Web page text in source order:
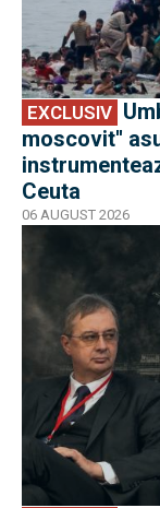
EXCLUSIV
moscovit''
Ceuta
06 AUGUST 2026